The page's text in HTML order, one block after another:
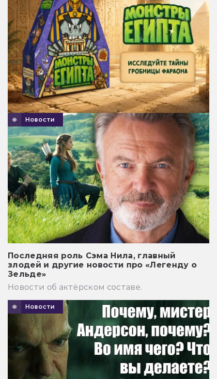
Новости
Последняя роль Сэма Нила, главный
злодей и другие новости про «Легенду о
Зельде»
Новости об актёрском составе.
Новости